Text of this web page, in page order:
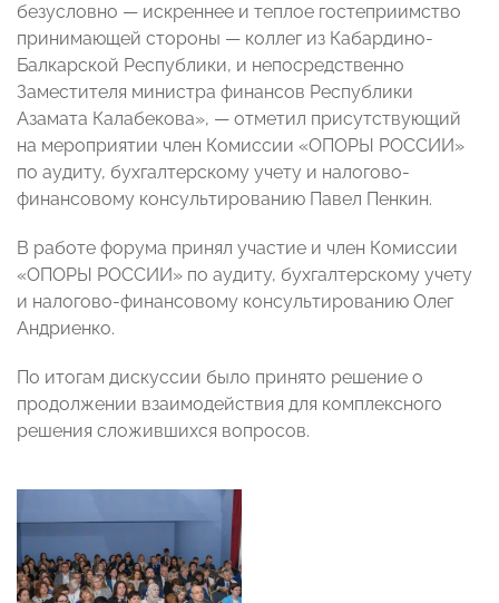
безусловно — искреннее и теплое гостеприимство
принимающей стороны — коллег из Кабардино-
Балкарской Республики, и непосредственно
Заместителя министра финансов Республики
Азамата Калабекова», — отметил присутствующий
на мероприятии член Комиссии «ОПОРЫ РОССИИ»
по аудиту, бухгалтерскому учету и налогово-
финансовому консультированию Павел Пенкин.
В работе форума принял участие и член Комиссии
«ОПОРЫ РОССИИ» по аудиту, бухгалтерскому учету
и налогово-финансовому консультированию Олег
Андриенко.
По итогам дискуссии было принято решение о
продолжении взаимодействия для комплексного
решения сложившихся вопросов.